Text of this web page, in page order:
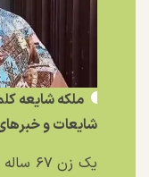
شایعات و
یک زن